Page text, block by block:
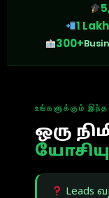
1
300+
உங்களுக்கும் இந்த
ஒரு
Leads